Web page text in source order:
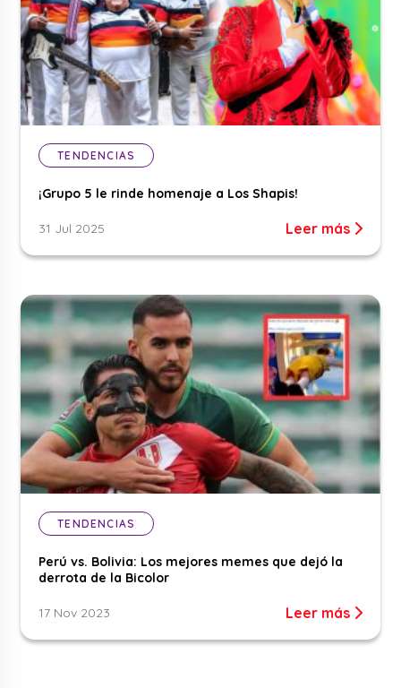
TENDENCIAS
¡Grupo 5 le rinde homenaje a Los Shapis!
31 Jul 2025 Leer más
TENDENCIAS
Perú vs. Bolivia: Los mejores memes que dejó la
derrota de la Bicolor
17 Nov 2023 Leer más